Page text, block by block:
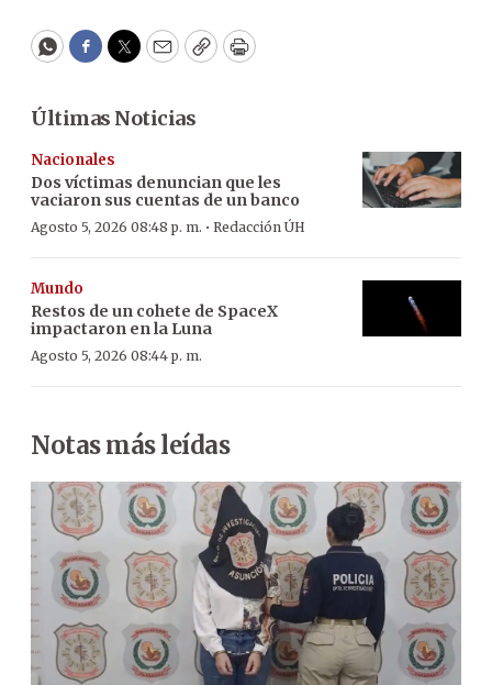
WhatsApp
Facebook
Twitter
EmailCopyPrint
Últimas Noticias
Nacionales
Dos víctimas denuncian que les
vaciaron sus cuentas de un banco
Agosto 5, 2026 08:48 p. m. · Redacción ÚH
Mundo
Restos de un cohete de SpaceX
impactaron en la Luna
Agosto 5, 2026 08:44 p. m.
Notas más leídas